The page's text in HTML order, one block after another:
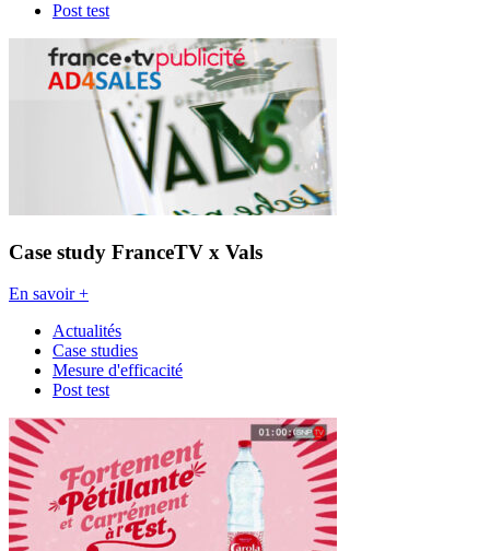
Post test
Case study FranceTV x Vals
En savoir +
Actualités
Case studies
Mesure d'efficacité
Post test